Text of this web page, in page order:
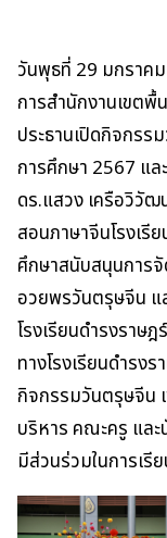
วันพุธที่ 29 มกราค
การสำนักงานเขตพื้
ประธานเปิดกิจกร
การศึกษา 2567 แ
ดร.แสวง เครือวิวัฒ
สอนภาษาจีนโรงเรี
ศึกษาสนับสนุนการจั
อวยพรวันตรุษจีน แ
โรงเรียนดำรงราษ
ทางโรงเรียนดำรง
กิจกรรมวันตรุษจีน
บริหาร คณะครู และ
มีส่วนร่วมในการเ